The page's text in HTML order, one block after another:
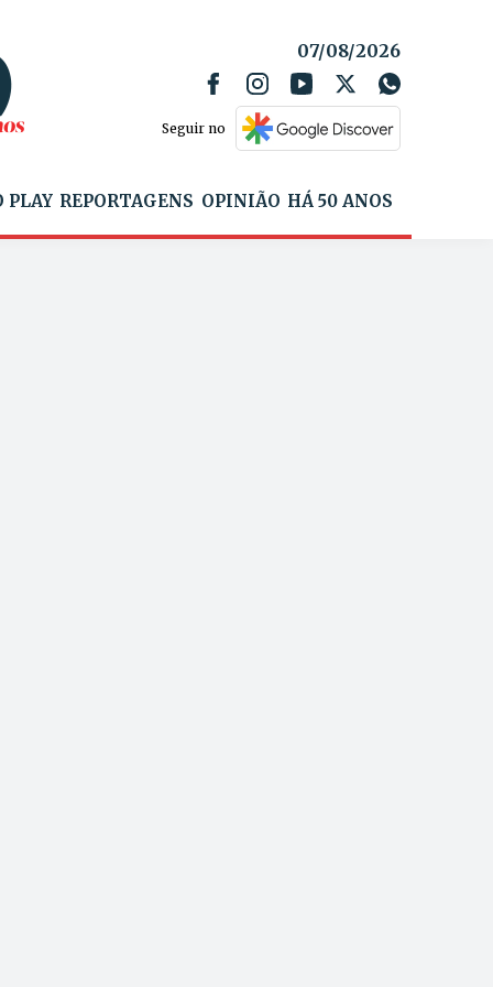
07/08/2026
Seguir no
PLAY REPORTAGENS OPINIÃO HÁ 50 ANOS